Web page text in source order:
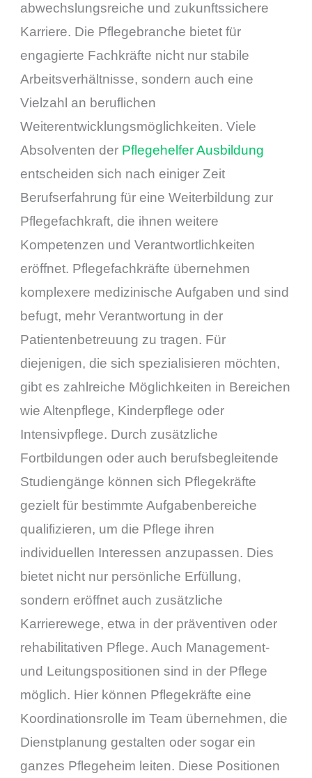
abwechslungsreiche und zukunftssichere
Karriere. Die Pflegebranche bietet für
engagierte Fachkräfte nicht nur stabile
Arbeitsverhältnisse, sondern auch eine
Vielzahl an beruflichen
Weiterentwicklungsmöglichkeiten. Viele
Absolventen der Pflegehelfer Ausbildung
entscheiden sich nach einiger Zeit
Berufserfahrung für eine Weiterbildung zur
Pflegefachkraft, die ihnen weitere
Kompetenzen und Verantwortlichkeiten
eröffnet. Pflegefachkräfte übernehmen
komplexere medizinische Aufgaben und sind
befugt, mehr Verantwortung in der
Patientenbetreuung zu tragen. Für
diejenigen, die sich spezialisieren möchten,
gibt es zahlreiche Möglichkeiten in Bereichen
wie Altenpflege, Kinderpflege oder
Intensivpflege. Durch zusätzliche
Fortbildungen oder auch berufsbegleitende
Studiengänge können sich Pflegekräfte
gezielt für bestimmte Aufgabenbereiche
qualifizieren, um die Pflege ihren
individuellen Interessen anzupassen. Dies
bietet nicht nur persönliche Erfüllung,
sondern eröffnet auch zusätzliche
Karrierewege, etwa in der präventiven oder
rehabilitativen Pflege. Auch Management-
und Leitungspositionen sind in der Pflege
möglich. Hier können Pflegekräfte eine
Koordinationsrolle im Team übernehmen, die
Dienstplanung gestalten oder sogar ein
ganzes Pflegeheim leiten. Diese Positionen